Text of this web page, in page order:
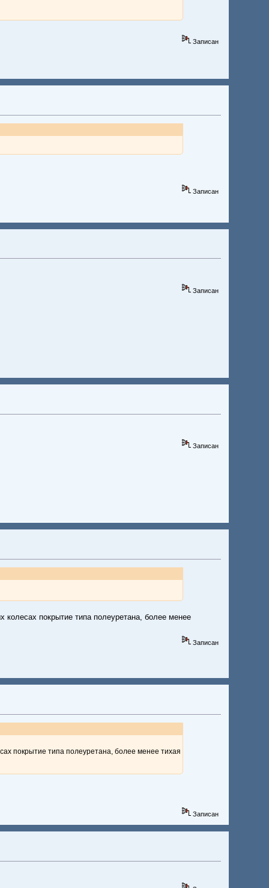
Записан
Записан
Записан
Записан
колесах покрытие типа полеуретана, более менее
Записан
покрытие типа полеуретана, более менее тихая
Записан